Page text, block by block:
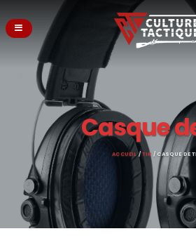
Casque
ACCUEIL/TIR / CASQUE DE